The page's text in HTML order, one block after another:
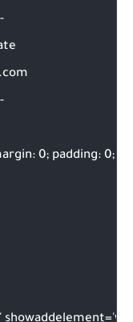
0; padding: 0; }